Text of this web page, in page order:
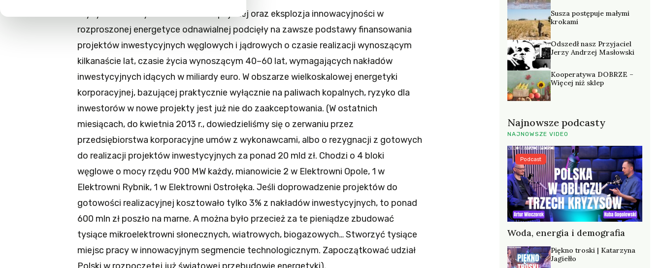
Kryzys finansowy w USA i Unii Europejskiej oraz eksplozja innowacyjności w
rozproszonej energetyce odnawialnej podcięły na zawsze podstawy finansowania
projektów inwestycyjnych węglowych i jądrowych o czasie realizacji wynoszącym
kilkanaście lat, czasie życia wynoszącym 40–60 lat, wymagających nakładów
inwestycyjnych idących w miliardy euro. W obszarze wielkoskalowej energetyki
korporacyjnej, bazującej praktycznie wyłącznie na paliwach kopalnych, ryzyko dla
inwestorów w nowe projekty jest już nie do zaakceptowania. (W ostatnich
miesiącach, do kwietnia 2013 r., dowiedzieliśmy się o zerwaniu przez
przedsiębiorstwa korporacyjne umów z wykonawcami, albo o rezygnacji z gotowych
do realizacji projektów inwestycyjnych za ponad 20 mld zł. Chodzi o 4 bloki
węglowe o mocy rzędu 900 MW każdy, mianowicie 2 w Elektrowni Opole, 1 w
Elektrowni Rybnik, 1 w Elektrowni Ostrołęka. Jeśli doprowadzenie projektów do
gotowości realizacyjnej kosztowało tylko 3% z nakładów inwestycyjnych, to ponad
600 mln zł poszło na marne. A można było przecież za te pieniądze zbudować
tysiące mikroelektrowni słonecznych, wiatrowych, biogazowych… Stworzyć tysiące
miejsc pracy w innowacyjnym segmencie technologicznym. Zapoczątkować udział
Susza postępuje małymi
krokami
Odszedł nasz Przyjaciel
Jerzy Andrzej Masłowski
Kooperatywa DOBRZE –
Więcej niż sklep
Najnowsze podcasty
NAJNOWSZE VIDEO
Woda, energia i demografia
Podcast
Piękno troski | Katarzyna
Jagiełło